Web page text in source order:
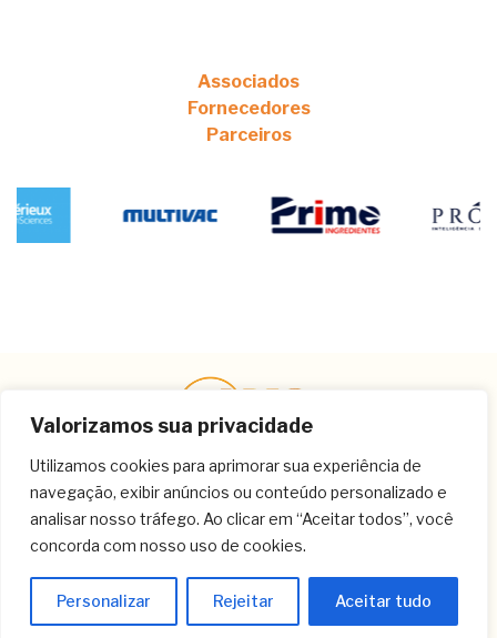
Valorizamos sua privacidade
Utilizamos cookies para aprimorar sua experiência de
navegação, exibir anúncios ou conteúdo personalizado e
analisar nosso tráfego. Ao clicar em “Aceitar todos”, você
concorda com nosso uso de cookies.
Personalizar Rejeitar Aceitar tudo
Associados
Fornecedores
Parceiros
Contato
(11) 3259-8266